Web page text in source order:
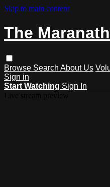
Skip to main content
The
Browse Search About Us
Sign in
Start Watching Sign In